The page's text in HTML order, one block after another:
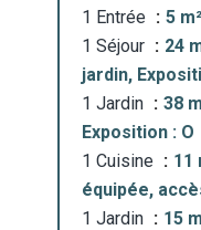
1 Entrée
5 m²
1 Séjour
24
jardin,
1 Jardin
38
Exposition : O
1 Cuisine
11
équipée,
1 Jardin
15